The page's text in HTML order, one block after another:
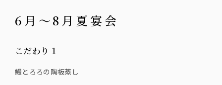
6月～8月夏宴会
こだわり１
鰻とろろの陶板蒸し